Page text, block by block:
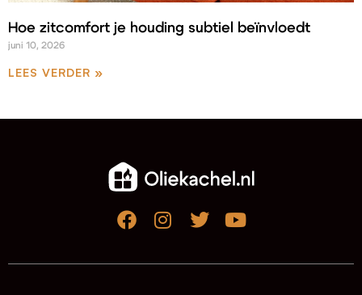
Hoe zitcomfort je houding subtiel beïnvloedt
juni 10, 2026
LEES VERDER »